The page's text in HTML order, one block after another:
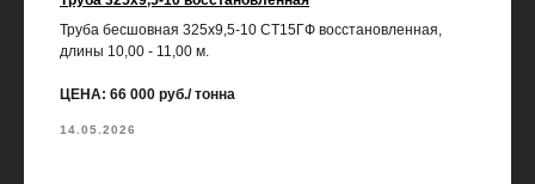
Труба бесшовная 325х9,5-10 СТ15ГФ восстановленная,
длины 10,00 - 11,00 м.
ЦЕНА: 66 000 руб./ тонна
14.05.2026